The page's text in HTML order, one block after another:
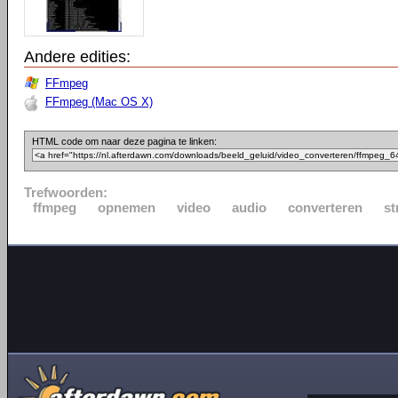
Andere edities:
FFmpeg
FFmpeg (Mac OS X)
HTML code om naar deze pagina te linken:
Trefwoorden:
ffmpeg
opnemen video audio converteren